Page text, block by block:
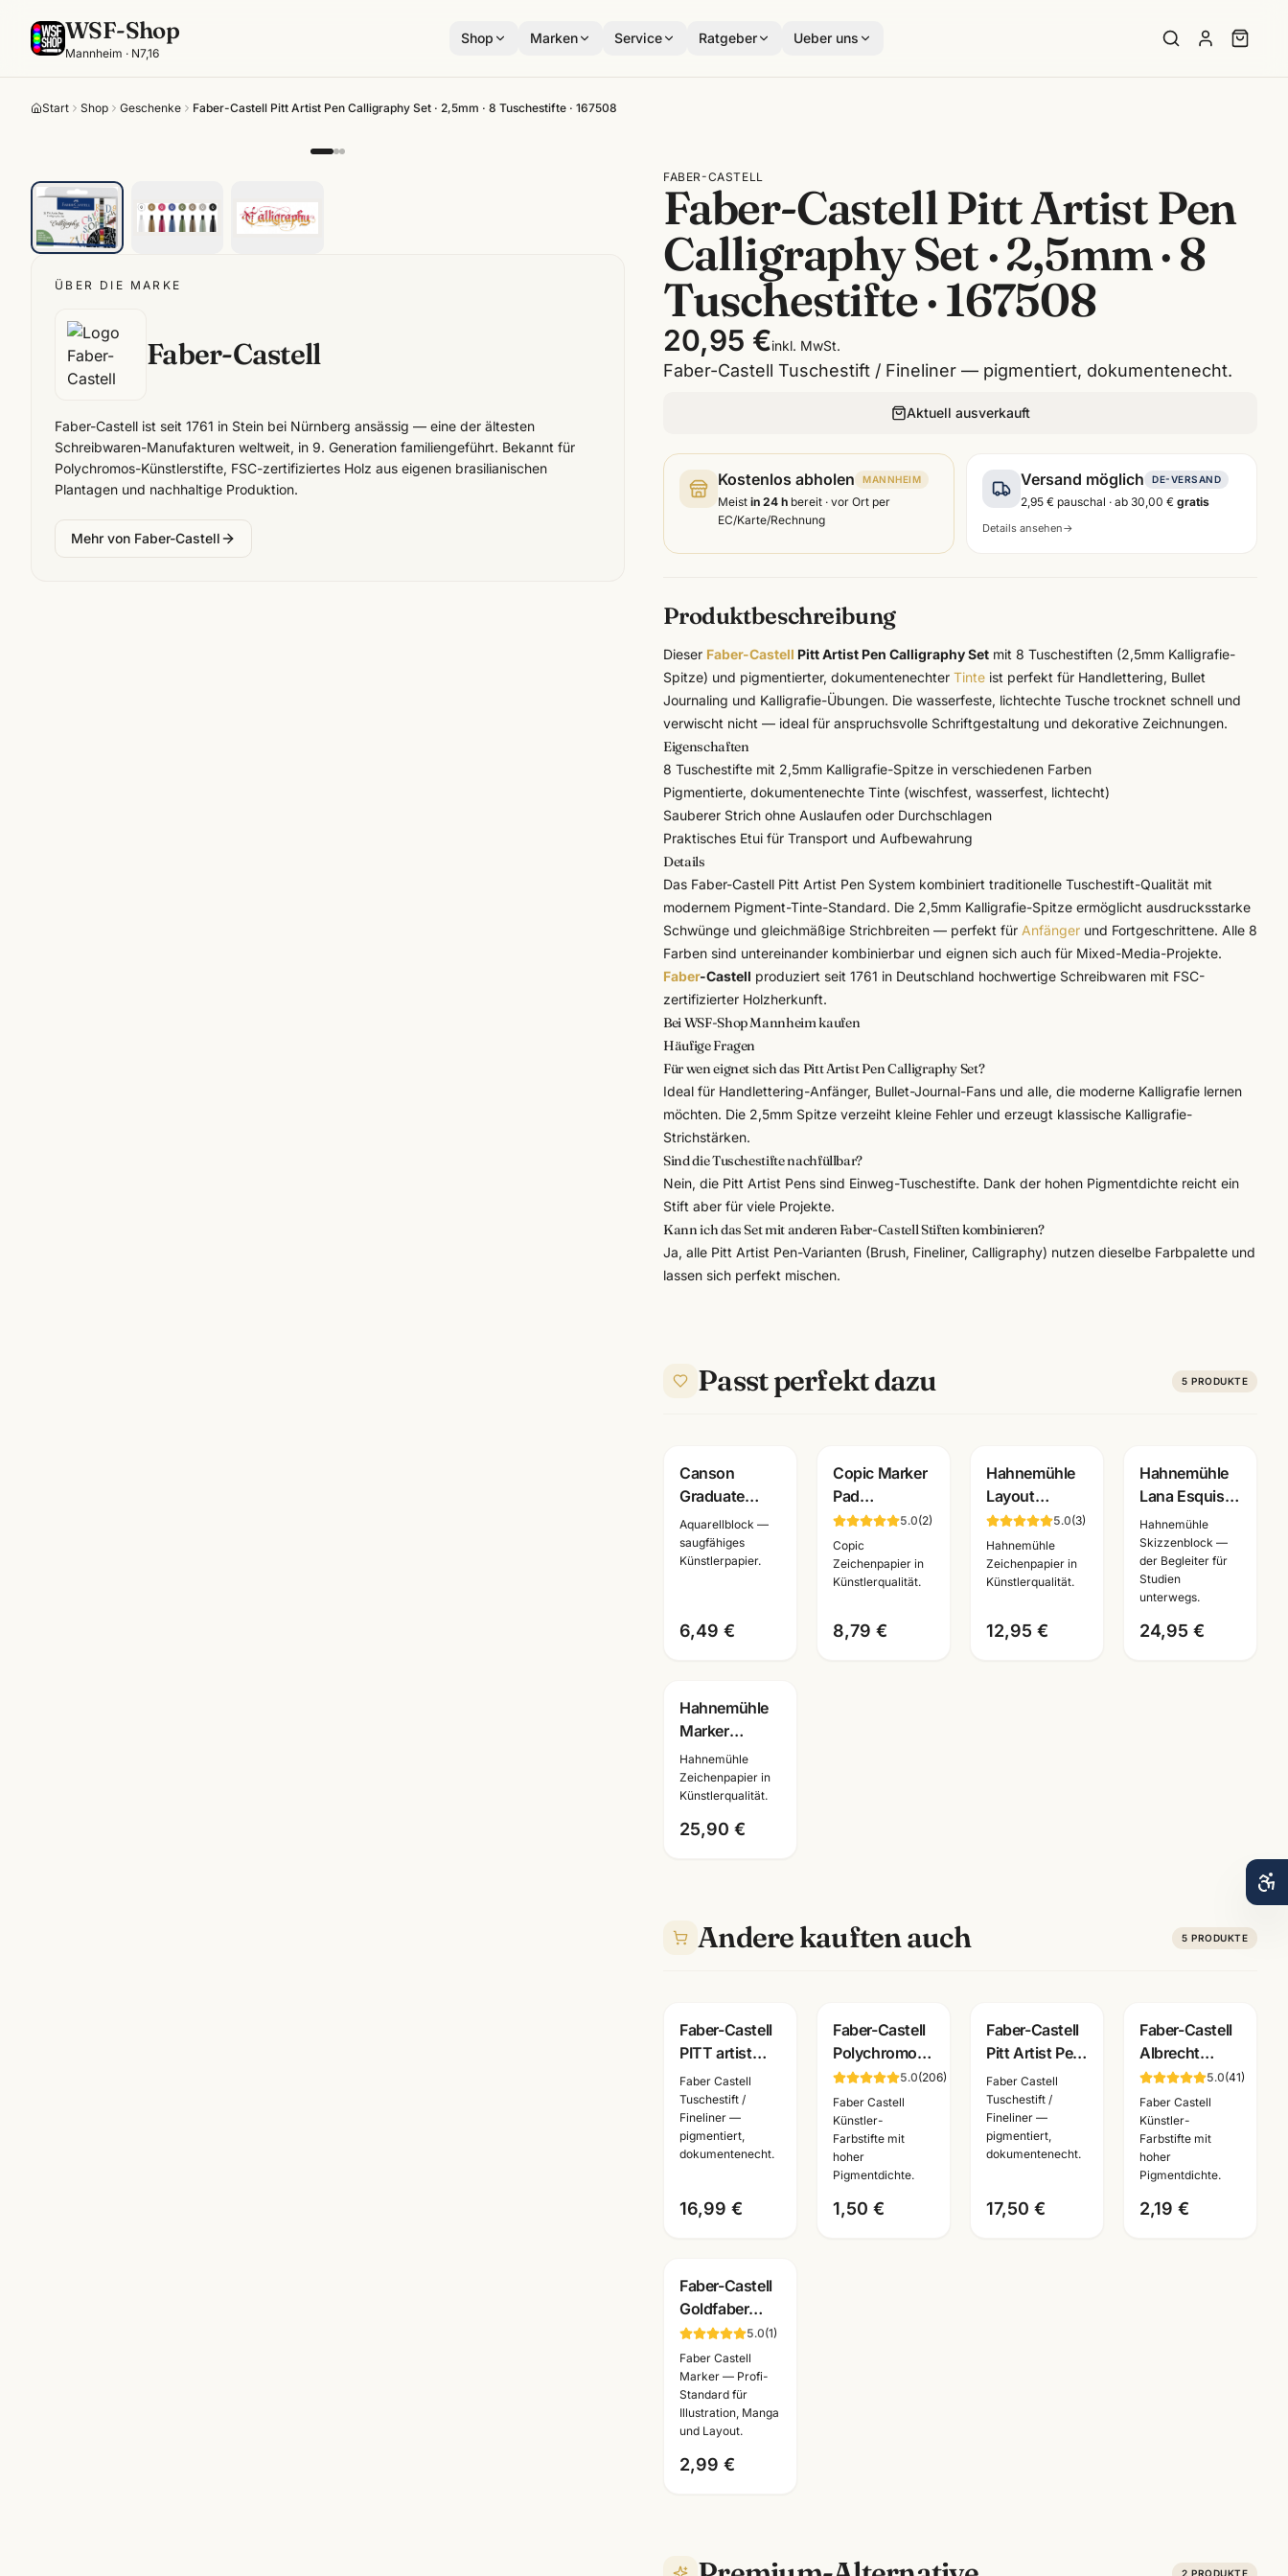
WSF-Shop
Mannheim · N7,16
Shop Marken Service Ratgeber Ueber uns
Start Shop Geschenke Faber-Castell Pitt Artist Pen Calligraphy Set · 2,5mm · 8 Tuschestifte · 167508
ÜBER DIE MARKE
Faber-Castell
Faber-Castell ist seit 1761 in Stein bei Nürnberg ansässig — eine der ältesten
Schreibwaren-Manufakturen weltweit, in 9. Generation familiengeführt. Bekannt für
Polychromos-Künstlerstifte, FSC-zertifiziertes Holz aus eigenen brasilianischen
Plantagen und nachhaltige Produktion.
Mehr von Faber-Castell
FABER-CASTELL
Faber-Castell Pitt Artist Pen
Calligraphy Set · 2,5mm · 8
Tuschestifte · 167508
20,95 €inkl. MwSt.
Faber-Castell Tuschestift / Fineliner — pigmentiert, dokumentenecht.
Aktuell ausverkauft
Kostenlos abholen MANNHEIM
Meist in 24 h bereit · vor Ort per
EC/Karte/Rechnung
Versand möglich DE-VERSAND
2,95 € pauschal · ab 30,00 € gratis
Details ansehen→
Produktbeschreibung
Dieser Faber-Castell Pitt Artist Pen Calligraphy Set mit 8 Tuschestiften (2,5mm Kalligrafie-
Spitze) und pigmentierter, dokumentenechter Tinte ist perfekt für Handlettering, Bullet
Journaling und Kalligrafie-Übungen. Die wasserfeste, lichtechte Tusche trocknet schnell und
verwischt nicht — ideal für anspruchsvolle Schriftgestaltung und dekorative Zeichnungen.
Eigenschaften
8 Tuschestifte mit 2,5mm Kalligrafie-Spitze in verschiedenen Farben
Pigmentierte, dokumentenechte Tinte (wischfest, wasserfest, lichtecht)
Sauberer Strich ohne Auslaufen oder Durchschlagen
Praktisches Etui für Transport und Aufbewahrung
Details
Das Faber-Castell Pitt Artist Pen System kombiniert traditionelle Tuschestift-Qualität mit
modernem Pigment-Tinte-Standard. Die 2,5mm Kalligrafie-Spitze ermöglicht ausdrucksstarke
Schwünge und gleichmäßige Strichbreiten — perfekt für Anfänger und Fortgeschrittene. Alle 8
Farben sind untereinander kombinierbar und eignen sich auch für Mixed-Media-Projekte.
Faber-Castell produziert seit 1761 in Deutschland hochwertige Schreibwaren mit FSC-
zertifizierter Holzherkunft.
Bei WSF-Shop Mannheim kaufen
Häufige Fragen
Für wen eignet sich das Pitt Artist Pen Calligraphy Set?
Ideal für Handlettering-Anfänger, Bullet-Journal-Fans und alle, die moderne Kalligrafie lernen
möchten. Die 2,5mm Spitze verzeiht kleine Fehler und erzeugt klassische Kalligrafie-
Strichstärken.
Sind die Tuschestifte nachfüllbar?
Nein, die Pitt Artist Pens sind Einweg-Tuschestifte. Dank der hohen Pigmentdichte reicht ein
Stift aber für viele Projekte.
Kann ich das Set mit anderen Faber-Castell Stiften kombinieren?
Ja, alle Pitt Artist Pen-Varianten (Brush, Fineliner, Calligraphy) nutzen dieselbe Farbpalette und
lassen sich perfekt mischen.
Passt perfekt dazu 5 PRODUKTE
Canson
Graduate
Aquarellblock
250g · 20
Blatt ·
Mannheim
Aquarellblock —
saugfähiges
Künstlerpapier.
6,49 €
Copic Marker
Pad
Layoutblock
A4/A3 · 50
Blatt 75g/m² ·
Künstlerbedarf
5.0(2)
Copic
Zeichenpapier in
Künstlerqualität.
8,79 €
Hahnemühle
Layout
Markerblock
A4 · 75 Blatt
für Copic
Marker ·
5.0(3)
Hahnemühle
Zeichenpapier in
Künstlerqualität.
12,95 €
Hahnemühle
Lana Esquisse
Skizzenblock
96g · A3/A4 ·
Künstlerbedarf
Mannheim
Hahnemühle
Skizzenblock —
der Begleiter für
Studien
unterwegs.
24,95 €
Hahnemühle
Marker
Layoutblock
A3 ·
10625060 ·
Copic-
Hahnemühle
Zeichenpapier in
Künstlerqualität.
25,90 €
Andere kauften auch 5 PRODUKTE
Faber-Castell
PITT artist
pen 6er Set
schwarz ·
Tuschestifte
dokumentenecht
Faber Castell
Tuschestift /
Fineliner —
pigmentiert,
dokumentenecht.
16,99 €
Faber-Castell
Polychromos
Künstlerfarbstifte
· Einzelstift
alle Farben ·
Mannheim
5.0(206)
Faber Castell
Künstler-
Farbstifte mit
hoher
Pigmentdichte.
1,50 €
Faber-Castell
Pitt Artist Pen
Mangaka Set
6-tlg ·
Tuschestifte
dokumentenecht
Faber Castell
Tuschestift /
Fineliner —
pigmentiert,
dokumentenecht.
17,50 €
Faber-Castell
Albrecht
Duerer
Kuenstlerfarbstift
· Einzelstift
alle Farben ·
Mannheim
5.0(41)
Faber Castell
Künstler-
Farbstifte mit
hoher
Pigmentdichte.
2,19 €
Faber-Castell
Goldfaber
Aqua Dual
Brushpen ·
Einzelstift alle
Farben ·
Künstlerbedarf
5.0(1)
Faber Castell
Marker — Profi-
Standard für
Illustration, Manga
und Layout.
2,99 €
2 PRODUKTE